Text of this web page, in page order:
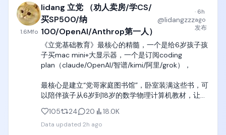
学计算机去，计算机专业也有嵌入式和cpu
architecture，完全够用了。
1.6Mfo
lidang 立党 （劝人卖房/学CS/
买SP500/纳
100/OpenAI/Anthrop第一人）
@lidangzzz
· 6h
ago
发布
《立党基础教育》最核心的精髓，一个是给6岁孩子孩
子买mac mini+大显示器，一个是订阅coding
plan（claude/OpenAI/智谱/kimi/阿里/grok），
最核心是建立“党哥家庭图书馆”，卧室装满这些书，可
以陪伴孩子从6岁到18岁的数学物理计算机教材，让孩
能。 105 24 20 18.0K
Data updated 2h ago